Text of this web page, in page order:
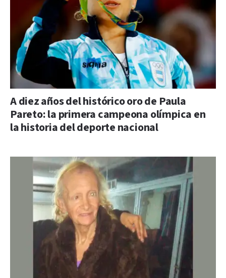
A diez años del histórico oro de Paula
Pareto: la primera campeona olímpica en
la historia del deporte nacional